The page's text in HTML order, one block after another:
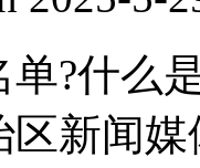
?什么
区新闻